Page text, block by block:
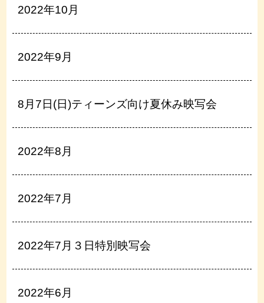
2022年10月
2022年9月
8月7日(日)ティーンズ向け夏休み映写会
2022年8月
2022年7月
2022年7月３日特別映写会
2022年6月